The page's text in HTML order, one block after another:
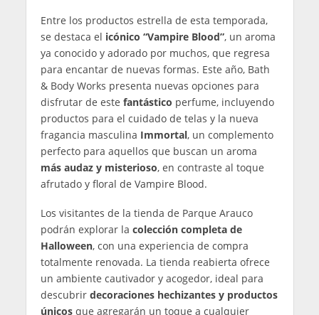
Entre los productos estrella de esta temporada,
se destaca el icónico “Vampire Blood”, un aroma
ya conocido y adorado por muchos, que regresa
para encantar de nuevas formas. Este año, Bath
& Body Works presenta nuevas opciones para
disfrutar de este fantástico perfume, incluyendo
productos para el cuidado de telas y la nueva
fragancia masculina Immortal, un complemento
perfecto para aquellos que buscan un aroma
más audaz y misterioso, en contraste al toque
afrutado y floral de Vampire Blood.
Los visitantes de la tienda de Parque Arauco
podrán explorar la colección completa de
Halloween, con una experiencia de compra
totalmente renovada. La tienda reabierta ofrece
un ambiente cautivador y acogedor, ideal para
descubrir decoraciones hechizantes y productos
únicosque agregarán un toque a cualquier